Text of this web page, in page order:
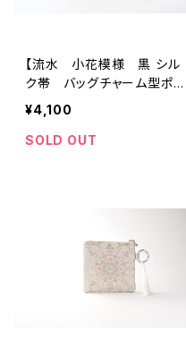
【流水 小花模様 黒 シル
ク帯 バッグチャーム型ポ
ーチ】パスポート・お薬手帳
ポーチ、誕生日ギフトにも。
¥4,100
SOLD OUT